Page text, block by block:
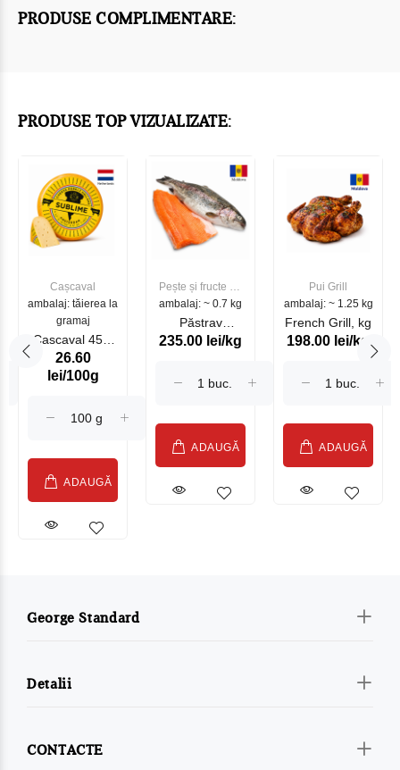
PRODUSE COMPLIMENTARE:
PRODUSE TOP VIZUALIZATE:
Cașcaval
ambalaj: tăierea la
gramaj
Cascaval 45%
Maasdam
Sublime Cow
26.60
lei/100g
ADAUGĂ
Pește și fructe de
mare
ambalaj: ~ 0.7 kg
Păstrav
Somonat
235.00 lei/kg
ADAUGĂ
Pui Grill
ambalaj: ~ 1.25 kg
French Grill, kg
198.00 lei/kg
ADAUGĂ
George Standard
Detalii
CONTACTE